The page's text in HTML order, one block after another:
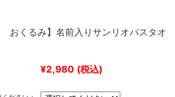
おくるみ】名前入りサンリオバスタオ
¥2,980 (税込)